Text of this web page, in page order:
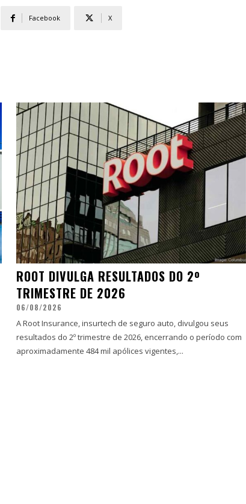
Facebook X
ROOT DIVULGA RESULTADOS DO 2º
TRIMESTRE DE 2026
06/08/2026
A Root Insurance, insurtech de seguro auto, divulgou seus
resultados do 2º trimestre de 2026, encerrando o período com
aproximadamente 484 mil apólices vigentes,...